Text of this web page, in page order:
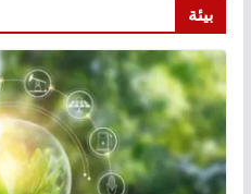
بيئة